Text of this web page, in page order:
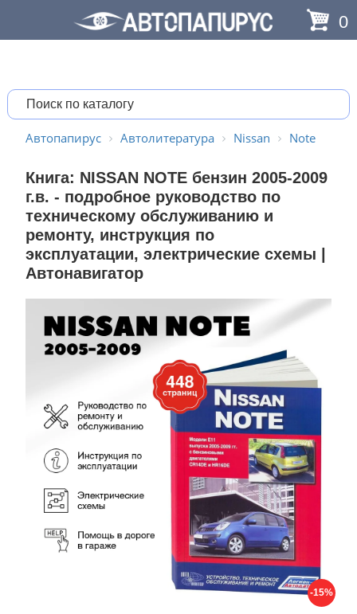
0
Автопапирус Автолитература Nissan Note
Книга: NISSAN NOTE бензин 2005-2009
г.в. - подробное руководство по
техническому обслуживанию и
ремонту, инструкция по
эксплуатации, электрические схемы |
Автонавигатор
-15%